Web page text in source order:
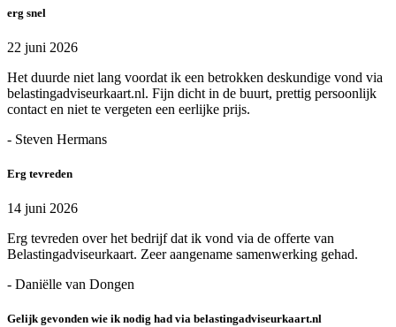
erg snel
22 juni 2026
Het duurde niet lang voordat ik een betrokken deskundige vond via
belastingadviseurkaart.nl. Fijn dicht in de buurt, prettig persoonlijk
contact en niet te vergeten een eerlijke prijs.
- Steven Hermans
Erg tevreden
14 juni 2026
Erg tevreden over het bedrijf dat ik vond via de offerte van
Belastingadviseurkaart. Zeer aangename samenwerking gehad.
- Daniëlle van Dongen
Gelijk gevonden wie ik nodig had via belastingadviseurkaart.nl